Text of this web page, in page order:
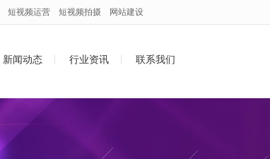
短视频运营 短视频拍摄 网站建设
新闻动态 行业资讯 联系我们